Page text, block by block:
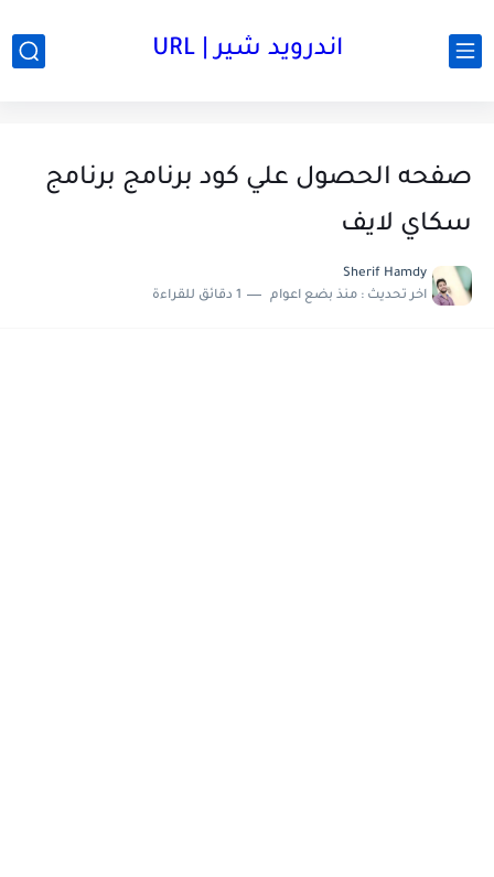
اندرويد شير | URL
صفحه الحصول علي كود برنامج برنامج
سكاي لايف
Sherif Hamdy
اخر تحديث : منذ بضع اعوام 1 دقائق للقراءة